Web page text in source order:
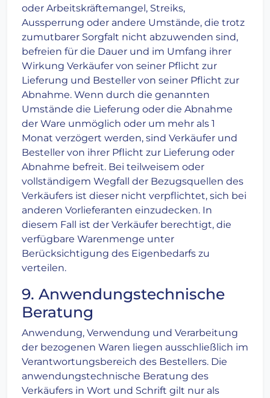
oder Arbeitskräftemangel, Streiks,
Aussperrung oder andere Umstände, die trotz
zumutbarer Sorgfalt nicht abzuwenden sind,
befreien für die Dauer und im Umfang ihrer
Wirkung Verkäufer von seiner Pflicht zur
Lieferung und Besteller von seiner Pflicht zur
Abnahme. Wenn durch die genannten
Umstände die Lieferung oder die Abnahme
der Ware unmöglich oder um mehr als 1
Monat verzögert werden, sind Verkäufer und
Besteller von ihrer Pflicht zur Lieferung oder
Abnahme befreit. Bei teilweisem oder
vollständigem Wegfall der Bezugsquellen des
Verkäufers ist dieser nicht verpflichtet, sich bei
anderen Vorlieferanten einzudecken. In
diesem Fall ist der Verkäufer berechtigt, die
verfügbare Warenmenge unter
Berücksichtigung des Eigenbedarfs zu
verteilen.
9. Anwendungstechnische
Beratung
Anwendung, Verwendung und Verarbeitung
der bezogenen Waren liegen ausschließlich im
Verantwortungsbereich des Bestellers. Die
anwendungstechnische Beratung des
Verkäufers in Wort und Schrift gilt nur als